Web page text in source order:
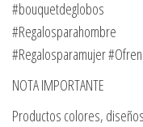
#bouquetdeglobos
#Regalosparahombre
#Regalosparamujer
NOTA IMPORTANTE
Productos colores,